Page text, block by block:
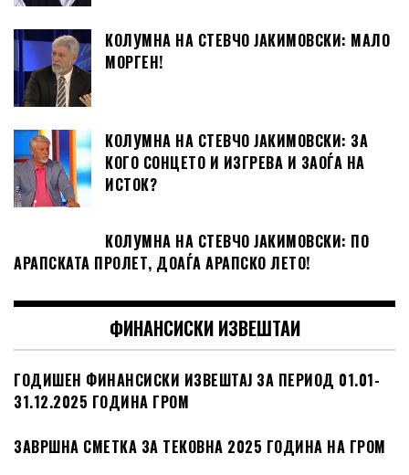
КОЛУМНА НА СТЕВЧО ЈАКИМОВСКИ: МАЛО
МОРГЕН!
КОЛУМНА НА СТЕВЧО ЈАКИМОВСКИ: ЗА
КОГО СОНЦЕТО И ИЗГРЕВА И ЗАОЃА НА
ИСТОК?
КОЛУМНА НА СТЕВЧО ЈАКИМОВСКИ: ПО
АРАПСКАТА ПРОЛЕТ, ДОАЃА АРАПСКО ЛЕТО!
ФИНАНСИСКИ ИЗВЕШТАИ
ГОДИШЕН ФИНАНСИСКИ ИЗВЕШТАЈ ЗА ПЕРИОД 01.01-
31.12.2025 ГОДИНА ГРОМ
ЗАВРШНА СМЕТКА ЗА ТЕКОВНА 2025 ГОДИНА НА ГРОМ